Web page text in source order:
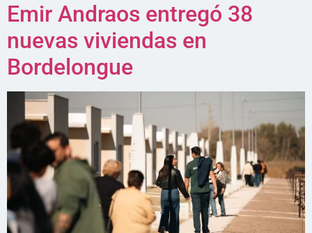
Emir Andraos entregó 38
nuevas viviendas en
Bordelongue